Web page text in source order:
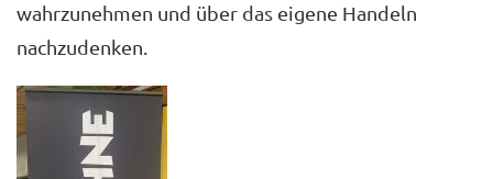
wahrzunehmen und über das eigene Handeln
nachzudenken.